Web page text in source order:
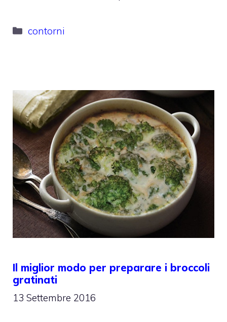
Categorie
contorni
Il miglior modo per preparare i broccoli
gratinati
13 Settembre 2016